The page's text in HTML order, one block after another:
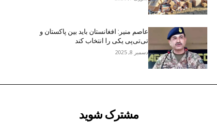
عاصم منیر: افغانستان باید بین پاکستان و
تی‌تی‌پی یکی را انتخاب کند
دسمبر 8, 2025
مشترک شوید